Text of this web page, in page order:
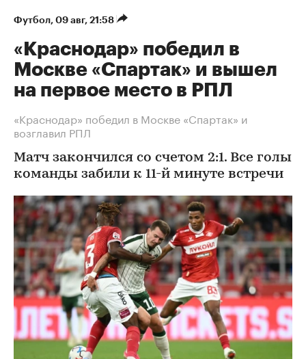
Футбол 09 авг, 21:58
«Краснодар» победил в
Москве «Спартак» и вышел
на первое место в РПЛ
«Краснодар» победил в Москве «Спартак» и
возглавил РПЛ
Матч закончился со счетом 2:1. Все голы
команды забили к 11-й минуте встречи